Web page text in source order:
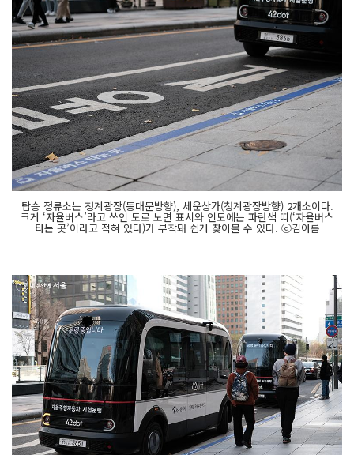
탑승 정류소는 청계광장(동대문방향), 세운상가(청계광장방향) 2개소이다.
크게 ‘자율버스’라고 쓰인 도로 노면 표시와 인도에는 파란색 띠(‘자율버스
타는 곳’이라고 적혀 있다)가 부착돼 쉽게 찾아볼 수 있다. ⓒ김아름